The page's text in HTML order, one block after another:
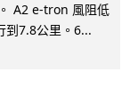
A2 e-tron 風阻低
到7.8公里。6...